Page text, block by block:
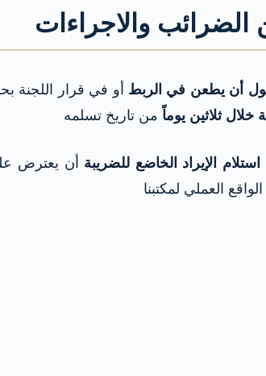
والاجراءات
أن يطعن في الربط أو في قرار اللجنة
ثلاثين يوماً من تاريخ تسلمه
استلام الإيراد الخاضع للضريبة أن يعترض
العملي لمكتبنا